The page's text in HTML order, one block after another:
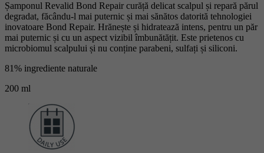
Șamponul Revalid Bond Repair curăță delicat scalpul și repară părul
degradat, făcându-l mai puternic și mai sănătos datorită tehnologiei
inovatoare Bond Repair. Hrănește și hidratează intens, pentru un păr
mai puternic și cu un aspect vizibil îmbunătățit. Este prietenos cu
microbiomul scalpului și nu conține parabeni, sulfați și siliconi.
81% ingrediente naturale
200 ml